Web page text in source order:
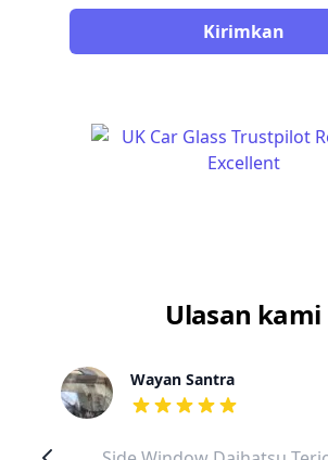
Kirimkan
Ulasan kami
Wayan Santra
dari ulasan adalah